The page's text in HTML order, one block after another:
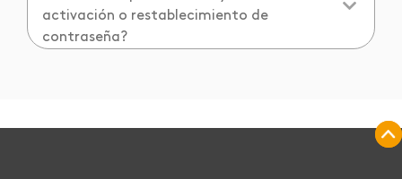
activación o restablecimiento de
contraseña?